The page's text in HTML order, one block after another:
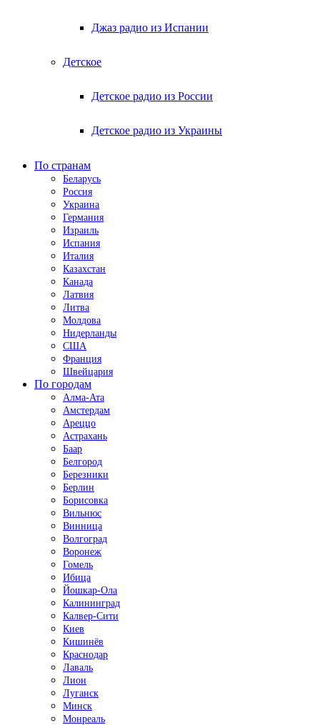
Джаз радио из Испании
Детское
Детское радио из России
Детское радио из Украины
По странам
Беларусь
Россия
Украина
Германия
Израиль
Испания
Италия
Казахстан
Канада
Латвия
Литва
Молдова
Нидерланды
США
Франция
Швейцария
По городам
Алма-Ата
Амстердам
Ареццо
Астрахань
Баар
Белгород
Березники
Берлин
Борисовка
Вильнюс
Винница
Волгоград
Воронеж
Гомель
Ибица
Йошкар-Ола
Калининград
Калвер-Сити
Киев
Кишинёв
Краснодар
Лаваль
Лион
Луганск
Минск
Монреаль